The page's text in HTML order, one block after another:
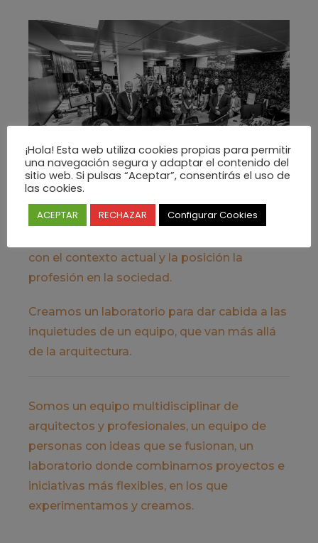
Esta es una apuesta para una nueva manera
con el contexto actual y la posición la
profesión en la sociedad.
Creamos un laboratorio para dar cabida a las
inquietudes de un equipo, que van más allá
de la arquitectura.
Somos un equipo multidisciplinar de
arquitectos y profesionales, un equipo de
personas con ideas que se fusionan, un
laboratorio donde combinamos proyectos e
iniciativas más flexibles, en los que
experimentamos y creamos.
¡Hola! Esta web utiliza cookies propias para permitir
una navegación segura y adaptar el contenido del
sitio web. Si pulsas “Aceptar”, consentirás el uso de
las cookies.
ACEPTAR RECHAZAR Configurar Cookies